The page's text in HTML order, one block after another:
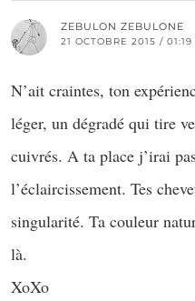
ZEBULON ZEBULONE
21 OCTOBRE 2015 / 01:19
N’ait craintes, ton
léger, un dégradé qui tire
cuivrés. A ta place j’irai
l’éclaircissement. Tes
singularité. Ta couleur
là.
XoXo